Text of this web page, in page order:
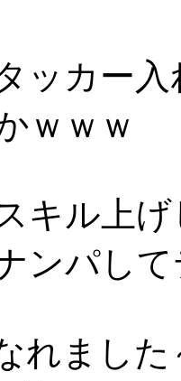
ッカー
ｗｗｗ
キル上
ンパし
れまし